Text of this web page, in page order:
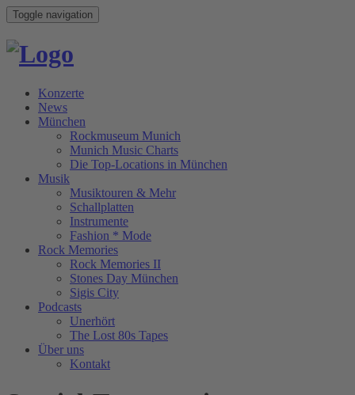
Toggle navigation
Konzerte
News
München
Rockmuseum Munich
Munich Music Charts
Die Top-Locations in München
Musik
Musiktouren & Mehr
Schallplatten
Instrumente
Fashion * Mode
Rock Memories
Rock Memories II
Stones Day München
Sigis City
Podcasts
Unerhört
The Lost 80s Tapes
Über uns
Kontakt